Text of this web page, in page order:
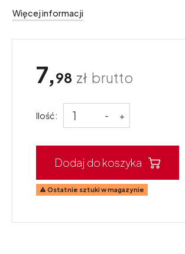
Więcej informacji
7,98 zł brutto
Ilość: - +
Dodaj do koszyka
 Ostatnie sztuki w magazynie